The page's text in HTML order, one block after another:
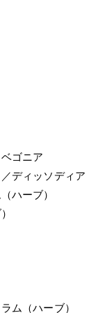
ゴニア
ディッソディア
ハーブ）
ム（ハーブ）